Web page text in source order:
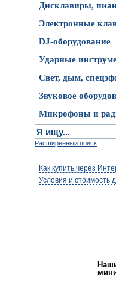
Дисклавиры,
Электронные
DJ-оборудование
Ударные
Свет, дым,
Звуковое
Микрофоны и
Расширенный поиск
Как купить через
Условия и стоимость